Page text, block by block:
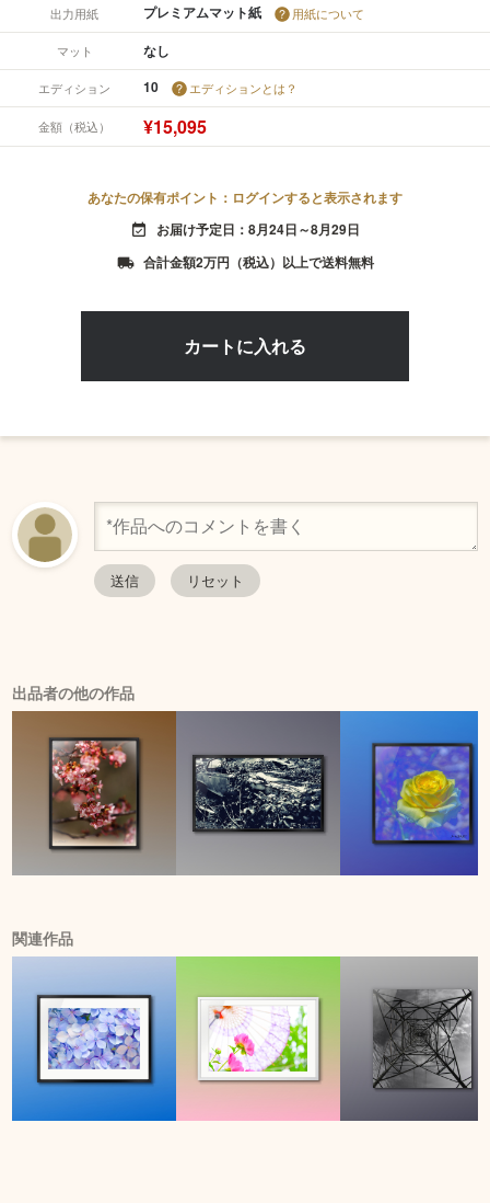
出力用紙 プレミアムマット紙 用紙について
マット なし
エディション 10 エディションとは？
金額（税込） ¥15,095
あなたの保有ポイント：ログインすると表示されます
event_available お届け予定日：8月24日～8月29日
local_shipping 合計金額2万円（税込）以上で送料無料
出品者の他の作品
関連作品